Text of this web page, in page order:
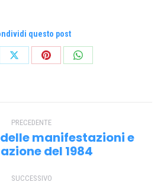
questo post
CondividiCondividiCondividi
PRECEDENTE
Post
precedente:
manifestazioni e
del 1984
SUCCESSIVO